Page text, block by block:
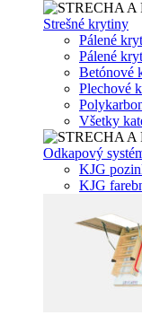
Strešné krytiny
Pálené
Pálené
Betónové
Plechové
Všetky
Odkapový
KJG
KJG